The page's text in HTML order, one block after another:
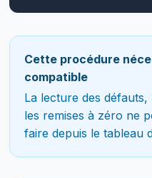
Cette procédure
compatible
La lecture des
les remises à zéro ne
faire depuis le tableau